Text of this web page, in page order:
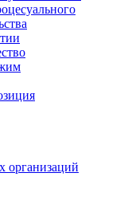
организаций